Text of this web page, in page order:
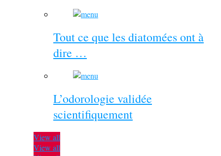
Tout ce que les diatomées ont à
dire …
L’odorologie validée
scientifiquement
View all
View all